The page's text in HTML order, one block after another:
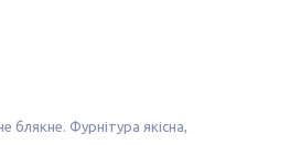
блякне. Фурнітура якісна,